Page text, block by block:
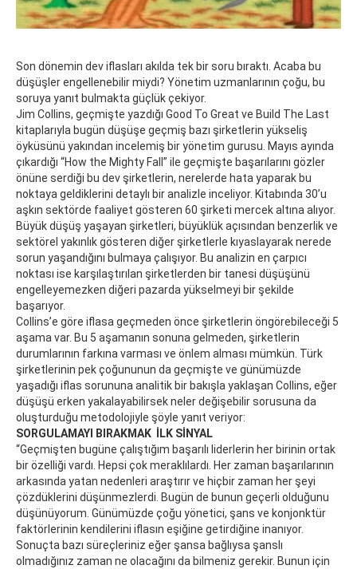
Son dönemin dev iflasları akılda tek bir soru bıraktı. Acaba bu
düşüşler engellenebilir miydi? Yönetim uzmanlarının çoğu, bu
soruya yanıt bulmakta güçlük çekiyor.
Jim Collins, geçmişte yazdığı Good To Great ve Build The Last
kitaplarıyla bugün düşüşe geçmiş bazı şirketlerin yükseliş
öyküsünü yakından incelemiş bir yönetim gurusu. Mayıs ayında
çıkardığı “How the Mighty Fall” ile geçmişte başarılarını gözler
önüne serdiği bu dev şirketlerin, nerelerde hata yaparak bu
noktaya geldiklerini detaylı bir analizle inceliyor. Kitabında 30’u
aşkın sektörde faaliyet gösteren 60 şirketi mercek altına alıyor.
Büyük düşüş yaşayan şirketleri, büyüklük açısından benzerlik ve
sektörel yakınlık gösteren diğer şirketlerle kıyaslayarak nerede
sorun yaşandığını bulmaya çalışıyor. Bu analizin en çarpıcı
noktası ise karşılaştırılan şirketlerden bir tanesi düşüşünü
engelleyemezken diğeri pazarda yükselmeyi bir şekilde
başarıyor.
Collins’e göre iflasa geçmeden önce şirketlerin öngörebileceği 5
aşama var. Bu 5 aşamanın sonuna gelmeden, şirketlerin
durumlarının farkına varması ve önlem alması mümkün. Türk
şirketlerinin pek çoğununun da geçmişte ve günümüzde
yaşadığı iflas sorununa analitik bir bakışla yaklaşan Collins, eğer
düşüşü erken yakalayabilirsek neler değişebilir sorusuna da
oluşturduğu metodolojiyle şöyle yanıt veriyor:
SORGULAMAYI BIRAKMAK İLK SİNYAL
“Geçmişten bugüne çalıştığım başarılı liderlerin her birinin ortak
bir özelliği vardı. Hepsi çok meraklılardı. Her zaman başarılarının
arkasında yatan nedenleri araştırır ve hiçbir zaman her şeyi
çözdüklerini düşünmezlerdi. Bugün de bunun geçerli olduğunu
düşünüyorum. Günümüzde çoğu yönetici, şans ve konjonktür
faktörlerinin kendilerini iflasın eşiğine getirdiğine inanıyor.
Sonuçta bazı süreçleriniz eğer şansa bağlıysa şanslı
olmadığınız zaman ne olacağını da bilmeniz gerekir. Bunun için